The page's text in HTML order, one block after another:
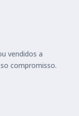
vendidos a
compromisso.